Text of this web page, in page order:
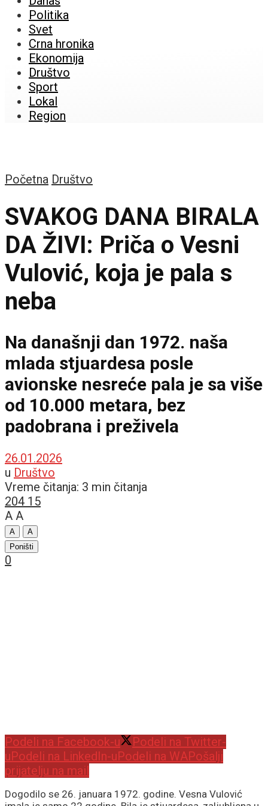
Politika
Svet
Crna hronika
Ekonomija
Društvo
Sport
Lokal
Region
Početna Društvo
SVAKOG DANA BIRALA
DA ŽIVI: Priča o Vesni
Vulović, koja je pala s
neba
Na današnji dan 1972. naša
mlada stjuardesa posle
avionske nesreće pala je sa više
od 10.000 metara, bez
padobrana i preživela
26.01.2026
u Društvo
Vreme čitanja: 3 min čitanja
204 15
A A
A
A
Poništi
0
Podeli na Facebook-u
Podeli na Twitter-
uPodeli na LinkedIn-uPodeli na WAPošalji
prijatelju na mail
Dogodilo se 26. januara 1972. godine. Vesna Vulović